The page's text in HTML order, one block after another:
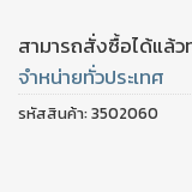
สามารถสั่งซื้อได้แล้ว
จำหน่ายทั่วประเทศ
รหัสสินค้า:3502060